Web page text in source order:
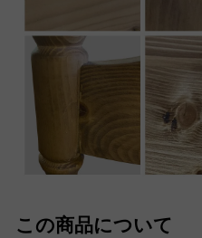
この商品について